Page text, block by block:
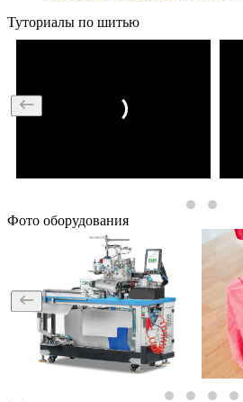
Туториалы по шитью
Фото оборудования